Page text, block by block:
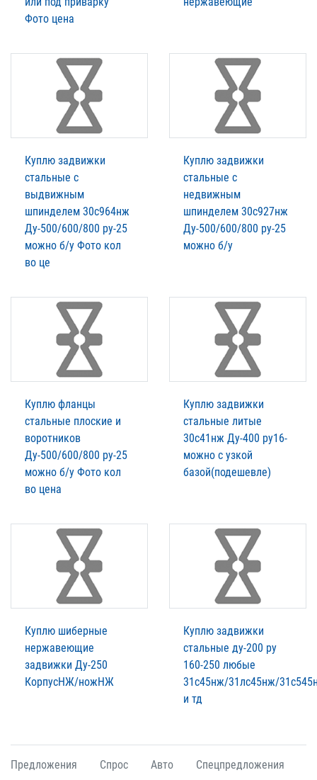
Фото цена
Куплю задвижки
стальные с
выдвижным
шпинделем 30с964нж
Ду-500/600/800 ру-25
можно б/у Фото кол
во це
Куплю задвижки
стальные с
недвижным
шпинделем 30с927нж
Ду-500/600/800 ру-25
можно б/у
Куплю фланцы
стальные плоские и
воротников
Ду-500/600/800 ру-25
можно б/у Фото кол
во цена
Куплю задвижки
стальные литые
30с41нж Ду-400 ру16-
можно с узкой
базой(подешевле)
Куплю шиберные
нержавеющие
задвижки Ду-250
КорпусНЖ/ножНЖ
Куплю задвижки
стальные ду-200 ру
160-250 любые
31с45нж/31лс45нж/
и тд
Предложения Спрос Авто Спецпредложения